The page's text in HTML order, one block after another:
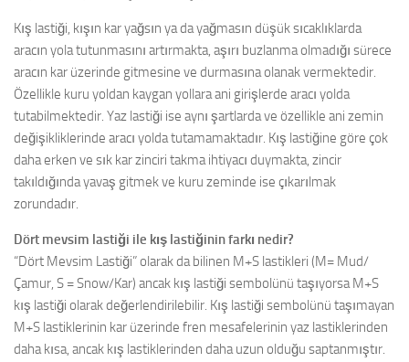
Kış lastiği, kışın kar yağsın ya da yağmasın düşük sıcaklıklarda
aracın yola tutunmasını artırmakta, aşırı buzlanma olmadığı sürece
aracın kar üzerinde gitmesine ve durmasına olanak vermektedir.
Özellikle kuru yoldan kaygan yollara ani girişlerde aracı yolda
tutabilmektedir. Yaz lastiği ise aynı şartlarda ve özellikle ani zemin
değişikliklerinde aracı yolda tutamamaktadır. Kış lastiğine göre çok
daha erken ve sık kar zinciri takma ihtiyacı duymakta, zincir
takıldığında yavaş gitmek ve kuru zeminde ise çıkarılmak
zorundadır.
Dört mevsim lastiği ile kış lastiğinin farkı nedir?
“Dört Mevsim Lastiği” olarak da bilinen M+S lastikleri (M= Mud/
Çamur, S = Snow/Kar) ancak kış lastiği sembolünü taşıyorsa M+S
kış lastiği olarak değerlendirilebilir. Kış lastiği sembolünü taşımayan
M+S lastiklerinin kar üzerinde fren mesafelerinin yaz lastiklerinden
daha kısa, ancak kış lastiklerinden daha uzun olduğu saptanmıştır.